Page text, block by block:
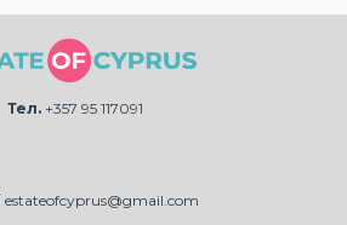
Тел. +357 95 117091
estateofcyprus@gmail.com